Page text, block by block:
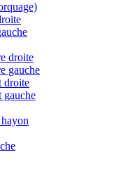
droite
gauche
droite
gauche